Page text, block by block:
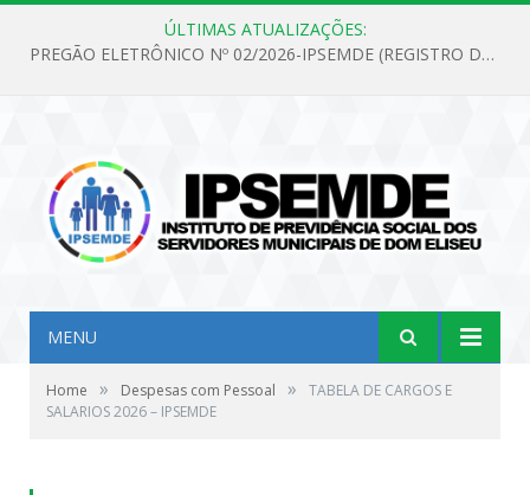
ÚLTIMAS ATUALIZAÇÕES:
PREGÃO ELETRÔNICO Nº 02/2026-IPSEMDE (REGISTRO DE PREÇOS PARA FUTURA E EVENTUAL AQUISIÇÃO DE MATERIAL DE LIMPEZA E GÊNEROS ALIMENTÍCIOS PARA ATENDER AS NECESSIDADES DO INSTITUTO DE PREVIDÊNCIA SOCIAL DOS SERVIDORES MUNICIPAIS DE DOM ELISEU.)
MENU
Home » Despesas com Pessoal »
TABELA DE CARGOS E
SALARIOS 2026 – IPSEMDE